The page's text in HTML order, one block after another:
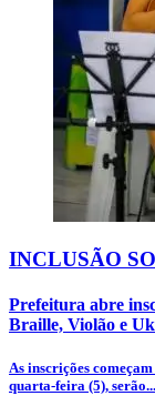
INCLUSÃO
Prefeitura abre
Braille, Violão e
As inscrições
quarta-feira (5), serão...